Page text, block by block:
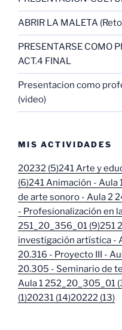
ABRIR LA MALETA
PRESENTARSE COMO
ACT.4 FINAL
Presentacion como
(video)
MIS ACTIVIDADES
20232 (5)241 Arte y
(6)241 Animación - Aula
de arte sonoro - Aula 2
- Profesionalización en
251_20_356_01 (9)251
investigación artística -
20.316 - Proyecto III -
20.305 - Seminario de
Aula 1 252_20_305_01
(1)20231 (14)20222 (13)